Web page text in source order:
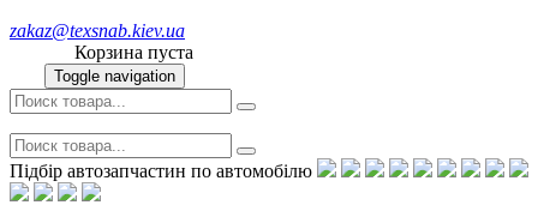
zakaz@texsnab.kiev.ua
Корзина пуста
Toggle navigation
Підбір автозапчастин по автомобілю